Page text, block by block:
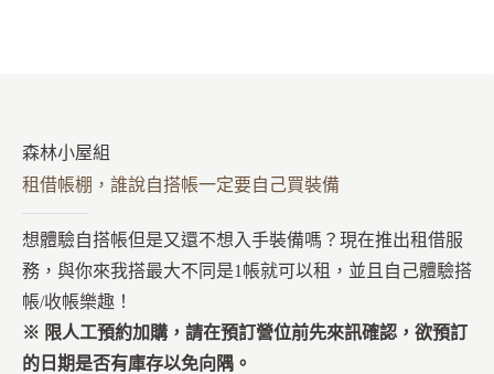
森林小屋組
租借帳棚，誰說自搭帳一定要自己買裝備
想體驗自搭帳但是又還不想入手裝備嗎？現在推出租借服
務，與你來我搭最大不同是1帳就可以租，並且自己體驗搭
帳/收帳樂趣！
※ 限人工預約加購，請在預訂營位前先來訊確認，欲預訂
的日期是否有庫存以免向隅。